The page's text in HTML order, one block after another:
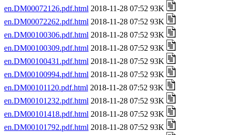
en.DM00072126.pdf.html 2018-11-28 07:52 93K
en.DM00072262.pdf.html 2018-11-28 07:52 93K
en.DM00100306.pdf.html 2018-11-28 07:52 93K
en.DM00100309.pdf.html 2018-11-28 07:52 93K
en.DM00100431.pdf.html 2018-11-28 07:52 93K
en.DM00100994.pdf.html 2018-11-28 07:52 93K
en.DM00101120.pdf.html 2018-11-28 07:52 93K
en.DM00101232.pdf.html 2018-11-28 07:52 93K
en.DM00101418.pdf.html 2018-11-28 07:52 93K
en.DM00101792.pdf.html 2018-11-28 07:52 93K